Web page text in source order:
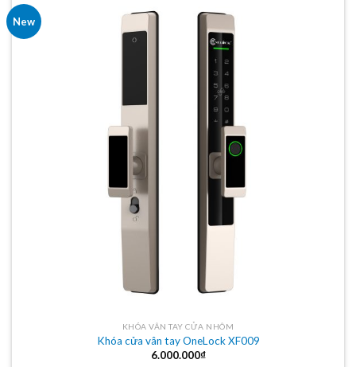
New
KHÓA VÂN TAY CỬA NHÔM
Khóa cửa vân tay OneLock XF009
6.000.000₫